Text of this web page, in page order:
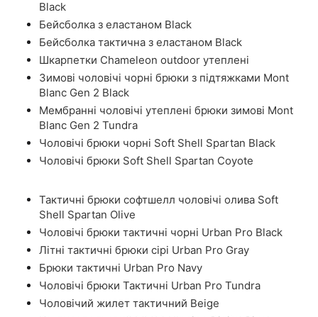
Black
Бейсболка з еластаном Black
Бейсболка тактична з еластаном Black
Шкарпетки Chameleon outdoor утеплені
Зимові чоловічі чорні брюки з підтяжками Mont
Blanc Gen 2 Black
Мембранні чоловічі утеплені брюки зимові Mont
Blanc Gen 2 Tundra
Чоловічі брюки чорні Soft Shell Spartan Black
Чоловічі брюки Soft Shell Spartan Coyote
Тактичні брюки софтшелл чоловічі олива Soft
Shell Spartan Olive
Чоловічі брюки тактичні чорні Urban Pro Black
Літні тактичні брюки сірі Urban Pro Gray
Брюки тактичні Urban Pro Navy
Чоловічі брюки Тактичні Urban Pro Tundra
Чоловічий жилет тактичний Beige